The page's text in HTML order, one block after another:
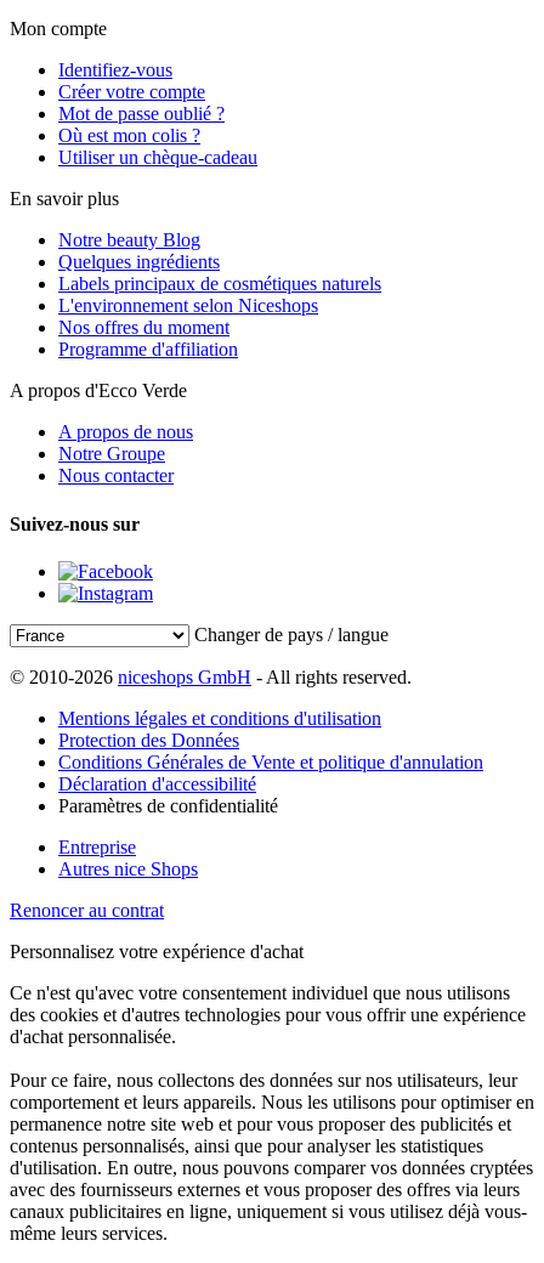
Mon compte
Identifiez-vous
Créer votre compte
Mot de passe oublié ?
Où est mon colis ?
Utiliser un chèque-cadeau
En savoir plus
Notre beauty Blog
Quelques ingrédients
Labels principaux de cosmétiques naturels
L'environnement selon Niceshops
Nos offres du moment
Programme d'affiliation
A propos d'Ecco Verde
A propos de nous
Notre Groupe
Nous contacter
Suivez-nous sur
Changer de pays / langue
© 2010-2026 niceshops GmbH - All rights reserved.
Mentions légales et conditions d'utilisation
Protection des Données
Conditions Générales de Vente et politique d'annulation
Déclaration d'accessibilité
Paramètres de confidentialité
Entreprise
Autres nice Shops
Renoncer au contrat
Personnalisez votre expérience d'achat
Ce n'est qu'avec votre consentement individuel que nous utilisons
des cookies et d'autres technologies pour vous offrir une expérience
d'achat personnalisée.
Pour ce faire, nous collectons des données sur nos utilisateurs, leur
comportement et leurs appareils. Nous les utilisons pour optimiser en
permanence notre site web et pour vous proposer des publicités et
contenus personnalisés, ainsi que pour analyser les statistiques
d'utilisation. En outre, nous pouvons comparer vos données cryptées
avec des fournisseurs externes et vous proposer des offres via leurs
canaux publicitaires en ligne, uniquement si vous utilisez déjà vous-
même leurs services.